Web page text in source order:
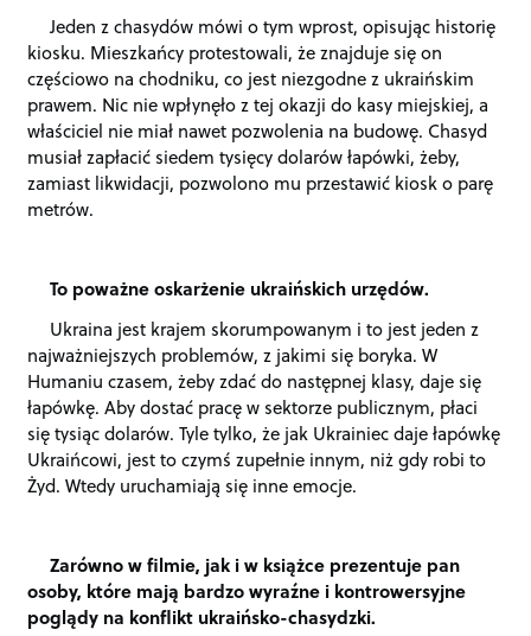
Jeden z chasydów mówi o tym wprost, opisując historię
kiosku. Mieszkańcy protestowali, że znajduje się on
częściowo na chodniku, co jest niezgodne z ukraińskim
prawem. Nic nie wpłynęło z tej okazji do kasy miejskiej, a
właściciel nie miał nawet pozwolenia na budowę. Chasyd
musiał zapłacić siedem tysięcy dolarów łapówki, żeby,
zamiast likwidacji, pozwolono mu przestawić kiosk o parę
metrów.
To poważne oskarżenie ukraińskich urzędów.
Ukraina jest krajem skorumpowanym i to jest jeden z
najważniejszych problemów, z jakimi się boryka. W
Humaniu czasem, żeby zdać do następnej klasy, daje się
łapówkę. Aby dostać pracę w sektorze publicznym, płaci
się tysiąc dolarów. Tyle tylko, że jak Ukrainiec daje łapówkę
Ukraińcowi, jest to czymś zupełnie innym, niż gdy robi to
Żyd. Wtedy uruchamiają się inne emocje.
Zarówno w filmie, jak i w książce prezentuje pan
osoby, które mają bardzo wyraźne i kontrowersyjne
poglądy na konflikt ukraińsko-chasydzki.